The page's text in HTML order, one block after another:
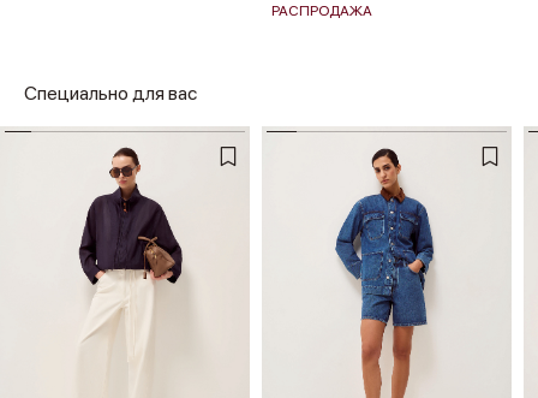
РАСПРОДАЖА
Специально для вас